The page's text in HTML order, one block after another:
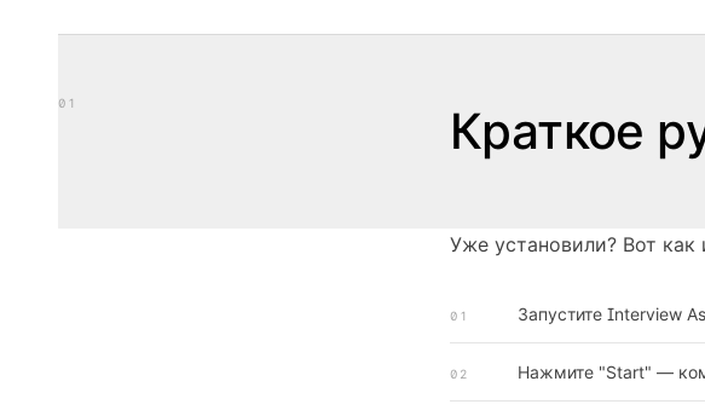
01 Краткое
Уже установили? Вот
01 Запустите Interview
02 Нажмите "Start" —